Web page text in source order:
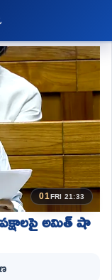
01FRI 21:33
అమిత్ షా